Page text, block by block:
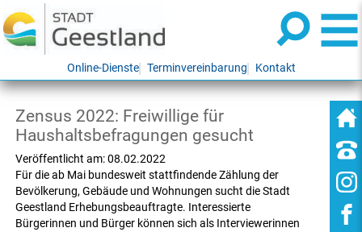
Online-Dienste Terminvereinbarung Kontakt
Zensus 2022: Freiwillige für
Haushaltsbefragungen gesucht
Veröffentlicht am:08.02.2022
Für die ab Mai bundesweit stattfindende Zählung der
Bevölkerung, Gebäude und Wohnungen sucht die Stadt
Geestland Erhebungsbeauftragte. Interessierte
Bürgerinnen und Bürger können sich als Interviewerinnen